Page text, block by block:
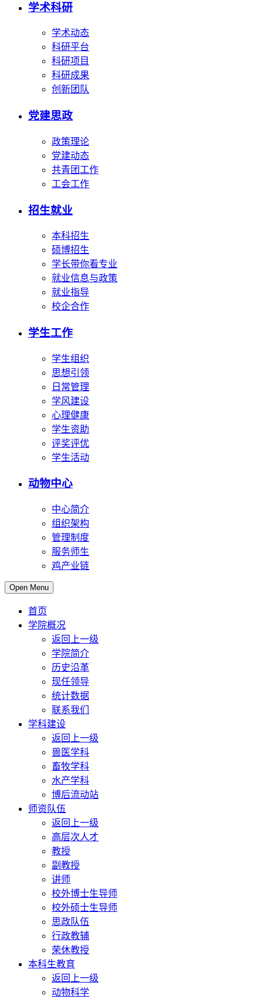
学术科研
学术动态
科研平台
科研项目
科研成果
创新团队
党建思政
政策理论
党建动态
共青团工作
工会工作
招生就业
本科招生
硕博招生
学长带你看专业
就业信息与政策
就业指导
校企合作
学生工作
学生组织
思想引领
日常管理
学风建设
心理健康
学生资助
评奖评优
学生活动
动物中心
中心简介
组织架构
管理制度
服务师生
鸡产业链
Open Menu
首页
学院概况
返回上一级
学院简介
历史沿革
现任领导
统计数据
联系我们
学科建设
返回上一级
兽医学科
畜牧学科
水产学科
博后流动站
师资队伍
返回上一级
高层次人才
教授
副教授
讲师
校外博士生导师
校外硕士生导师
思政队伍
行政教辅
荣休教授
本科生教育
返回上一级
动物科学